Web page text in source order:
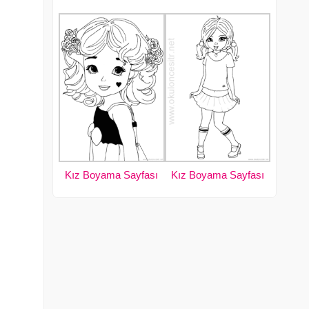
Kız Boyama Sayfası Kız Boyama Sayfası